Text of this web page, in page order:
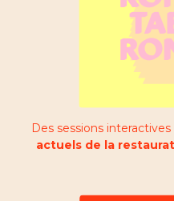
Des sessions
actuels de la